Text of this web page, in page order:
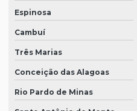
Espinosa
Cambuí
Três Marias
Conceição das Alagoas
Rio Pardo de Minas